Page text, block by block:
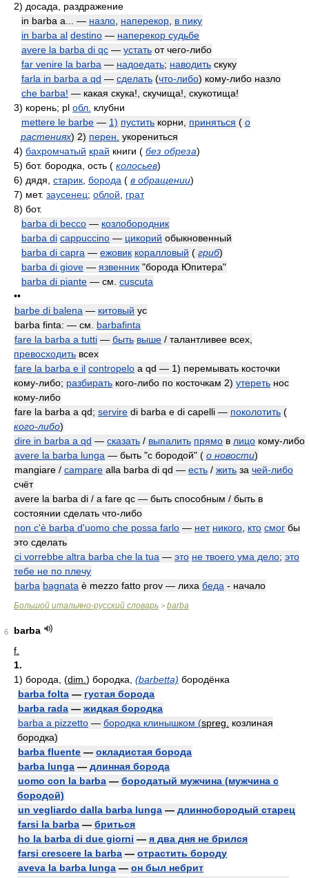
2) досада, раздражение
in barba a... — назло наперекор в пику
in barba al destino — наперекор судьбе
avere la barba di qc — устать от чего-либо
far venire la barba — надоедать; наводить скуку
farla in barba a qd — сделать (что-либо) кому-либо назло
che barba! — какая скука!, скучища!, скукотища!
3) корень; pl обл. клубни
mettere le barbe — 1) пустить корни, приняться ( о
растениях) 2) перен. укорениться
4) бахромчатый край книги ( без обреза)
5) бот. бородка, ость ( колосьев)
6) дядя, старик борода ( в обращении)
7) мет. заусенец; облой
грат
8) бот.
barba di becco — козлобородник
barba di cappuccino — цикорий обыкновенный
barba di capra — ежовик коралловый ( гриб)
barba di giove — язвенник "борода Юпитера"
barba di piante — см. cuscuta
••
barbe di balena — китовый ус
barba finta: — см. barbafinta
fare la barba a tutti — быть выше / талантливее всех,
превосходить всех
fare la barba e il contropelo a qd — 1) перемывать косточки
кому-либо; разбирать кого-либо по косточкам 2) утереть нос
кому-либо
fare la barba a qd; servire di barba e di capelli — поколотить (
кого-либо)
dire in barba a qd — сказать / выпалить прямо в лицо кому-либо
avere la barba lunga — быть "с бородой" ( о новости)
mangiare / campare alla barba di qd — есть / жить за чей-либо
счёт
avere la barba di / a fare qc — быть способным / быть в
состоянии сделать что-либо
non c'è barba d'uomo che possa farlo — нет никого кто смог бы
это сделать
ci vorrebbe altra barba che la tua — это не твоего ума дело; это
тебе не по плечу
barba bagnata è mezzo fatto prov — лиха беда - начало
Большой итальяно-русский словарь > barba
6
barba
f.
1.
1) борода, (dim. ) бородка, (barbetta) бородёнка
barba folta — густая борода
barba rada — жидкая бородка
barba a pizzetto — бородка клинышком (spreg.
козлиная
бородка)
barba fluente — окладистая борода
barba lunga — длинная борода
uomo con la barba — бородатый мужчина (мужчина с
бородой)
un vegliardo dalla barba lunga — длиннобородый старец
farsi la barba — бриться
ho la barba di due giorni — я два дня не брился
farsi crescere la barba — отрастить бороду
aveva la barba lunga — он был небрит